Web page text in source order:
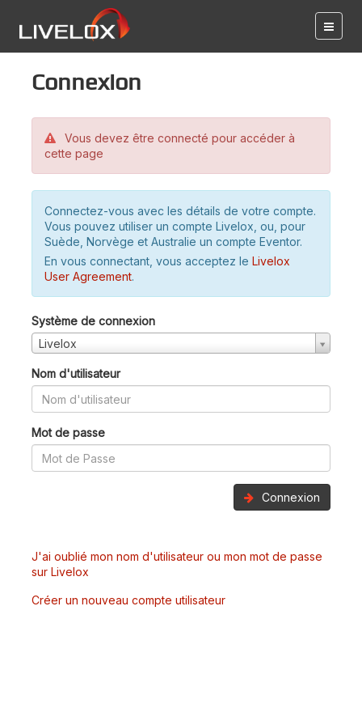
Connexion
Vous devez être connecté pour accéder à
cette page
Connectez-vous avec les détails de votre compte.
Vous pouvez utiliser un compte Livelox, ou, pour
Suède, Norvège et Australie un compte Eventor.
En vous connectant, vous acceptez le Livelox
User Agreement.
Système de connexion
Livelox
Nom d'utilisateur
Mot de passe
Connexion
J'ai oublié mon nom d'utilisateur ou mon mot de passe
sur Livelox
Créer un nouveau compte utilisateur